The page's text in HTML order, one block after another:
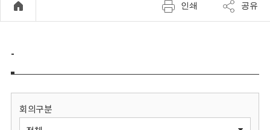
정
보
기
인쇄 공유
-
회의구분